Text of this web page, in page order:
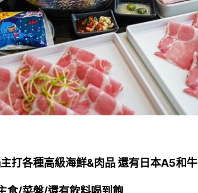
打各種高級海鮮&肉品 還有日本A5和牛